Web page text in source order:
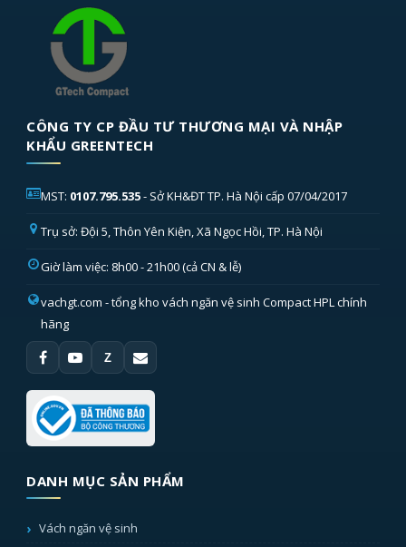
CÔNG TY CP ĐẦU TƯ THƯƠNG MẠI VÀ NHẬP
KHẨU GREENTECH
MST: 0107.795.535- Sở KH&ĐT TP. Hà Nội cấp 07/04/2017
Trụ sở: Đội 5, Thôn Yên Kiện, Xã Ngọc Hồi, TP. Hà Nội
Giờ làm việc: 8h00 - 21h00 (cả CN & lễ)
vachgt.com - tổng kho vách ngăn vệ sinh Compact HPL chính
hãng
Z
DANH MỤC SẢN PHẨM
Vách ngăn vệ sinh